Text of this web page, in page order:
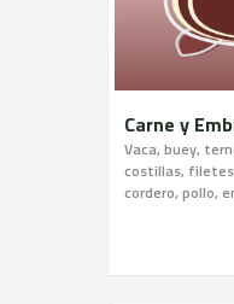
Carne y
Vaca, buey,
costillas,
cordero, pollo,